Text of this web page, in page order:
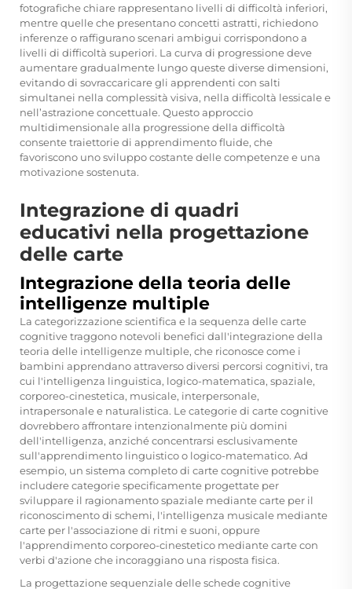
fotografiche chiare rappresentano livelli di difficoltà inferiori,
mentre quelle che presentano concetti astratti, richiedono
inferenze o raffigurano scenari ambigui corrispondono a
livelli di difficoltà superiori. La curva di progressione deve
aumentare gradualmente lungo queste diverse dimensioni,
evitando di sovraccaricare gli apprendenti con salti
simultanei nella complessità visiva, nella difficoltà lessicale e
nell’astrazione concettuale. Questo approccio
multidimensionale alla progressione della difficoltà
consente traiettorie di apprendimento fluide, che
favoriscono uno sviluppo costante delle competenze e una
motivazione sostenuta.
Integrazione di quadri
educativi nella progettazione
delle carte
Integrazione della teoria delle
intelligenze multiple
La categorizzazione scientifica e la sequenza delle carte
cognitive traggono notevoli benefici dall'integrazione della
teoria delle intelligenze multiple, che riconosce come i
bambini apprendano attraverso diversi percorsi cognitivi, tra
cui l'intelligenza linguistica, logico-matematica, spaziale,
corporeo-cinestetica, musicale, interpersonale,
intrapersonale e naturalistica. Le categorie di carte cognitive
dovrebbero affrontare intenzionalmente più domini
dell'intelligenza, anziché concentrarsi esclusivamente
sull'apprendimento linguistico o logico-matematico. Ad
esempio, un sistema completo di carte cognitive potrebbe
includere categorie specificamente progettate per
sviluppare il ragionamento spaziale mediante carte per il
riconoscimento di schemi, l'intelligenza musicale mediante
carte per l'associazione di ritmi e suoni, oppure
l'apprendimento corporeo-cinestetico mediante carte con
verbi d'azione che incoraggiano una risposta fisica.
La progettazione sequenziale delle schede cognitive